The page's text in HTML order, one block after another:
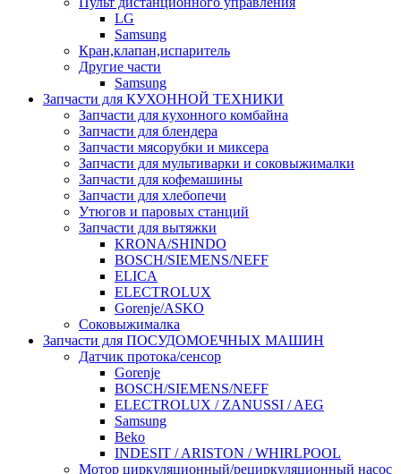
LG
Samsung
Кран,клапан,испаритель
Другие части
Samsung
Запчасти для КУХОННОЙ ТЕХНИКИ
Запчасти для кухонного комбайна
Запчасти для блендера
Запчасти мясорубки и миксера
Запчасти для мультиварки и соковыжималки
Запчасти для кофемашины
Запчасти для хлебопечи
Утюгов и паровых станций
Запчасти для вытяжки
KRONA/SHINDO
BOSCH/SIEMENS/NEFF
ELICA
ELECTROLUX
Gorenje/ASKO
Соковыжималка
Запчасти для ПОСУДОМОЕЧНЫХ МАШИН
Датчик протока/сенсор
Gorenje
BOSCH/SIEMENS/NEFF
ELECTROLUX / ZANUSSI / AEG
Samsung
Beko
INDESIT / ARISTON / WHIRLPOOL
Мотор циркуляционный/рециркуляционный насос